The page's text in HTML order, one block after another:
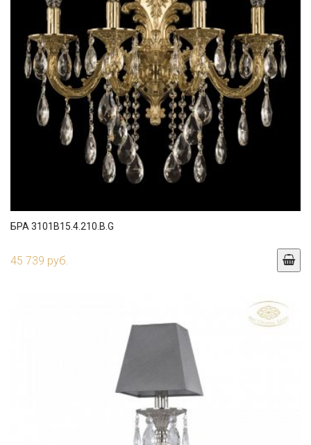
БРА 3101B15.4.210.B.G
45 739 руб.